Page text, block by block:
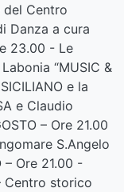
del Centro
Danza a cura
23.00 - Le
“MUSIC &
e la
e Claudio
– Ore 21.00
S.Angelo
– Ore 21.00 -
Centro storico